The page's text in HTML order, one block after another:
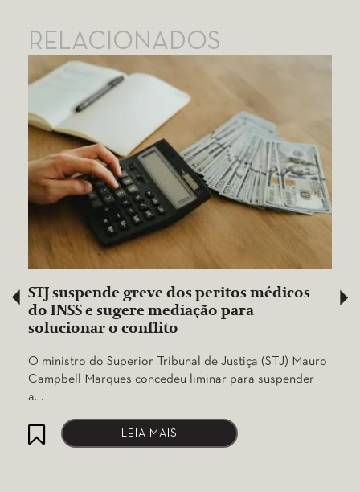
RELACIONADOS
STJ suspende greve dos peritos médicos
do INSS e sugere mediação para
solucionar o conflito
O ministro do Superior Tribunal de Justiça (STJ) Mauro
Campbell Marques concedeu liminar para suspender
a…
LEIA MAIS